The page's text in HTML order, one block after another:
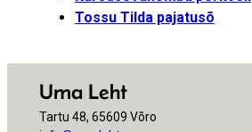
Tossu Tilda pajatusõ
Uma Leht
Tartu 48, 65609 Võro